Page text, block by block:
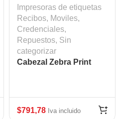
Impresoras de etiquetas
Recibos, Moviles,
Credenciales,
Repuestos, Sin
categorizar
Cabezal Zebra Print
$791,78 Iva incluido